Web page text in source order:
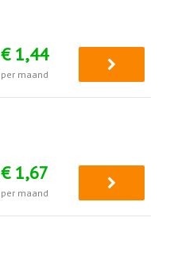
€ 1,44
per maand
€ 1,67
per maand